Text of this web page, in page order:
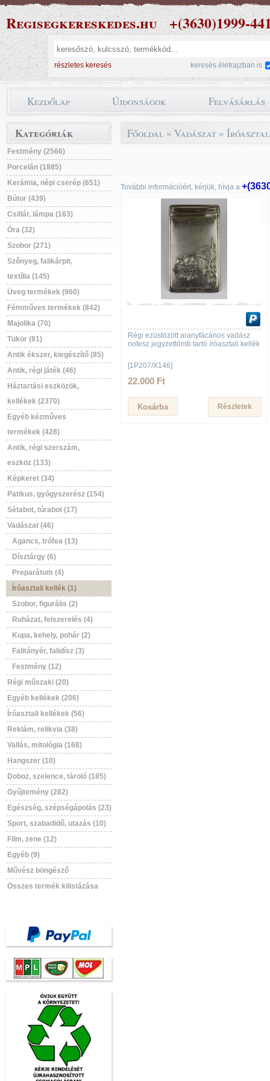
Regisegkereskedes.hu +(3630)1999-
részletes keresés keresés életrajzban is
Kezdőlap Újdonságok Felvásárlás
Kategóriák
Festmény (2566)
Porcelán (1885)
Kerámia, népi cserép (651)
Bútor (439)
Csillár, lámpa (163)
Óra (32)
Szobor (271)
Szőnyeg, falikárpit,
textília (145)
Üveg termékek (960)
Fémműves termékek (842)
Majolika (70)
Tükör (81)
Antik ékszer, kiegészítő (85)
Antik, régi játék (46)
Háztartási eszközök,
kellékek (2370)
Egyéb kézműves
termékek (428)
Antik, régi szerszám,
eszköz (133)
Képkeret (34)
Patikus, gyógyszerész (154)
Sétabot, túrabot (17)
Vadászat (46)
Agancs, trófea (13)
Dísztárgy (6)
Preparátum (4)
Íróasztali kellék (1)
Szobor, figurális (2)
Ruházat, felszerelés (4)
Kupa, kehely, pohár (2)
Falitányér, falidísz (3)
Festmény (12)
Régi műszaki (20)
Egyéb kellékek (206)
Íróasztali kellékek (56)
Reklám, relikvia (38)
Vallás, mitológia (168)
Hangszer (10)
Doboz, szelence, tároló (185)
Gyűjtemény (282)
Egészség, szépségápolás (23)
Sport, szabadidő, utazás (10)
Film, zene (12)
Egyéb (9)
Művész böngésző
Összes termék kilistázása
Főoldal » Vadászat »
További információért, kérjük, hívja a
Régi ezüstözött aranyfácános vadász
notesz jegyzettömb tartó íróasztali kellék
[1P207/X146]
22.000 Ft
Részletek